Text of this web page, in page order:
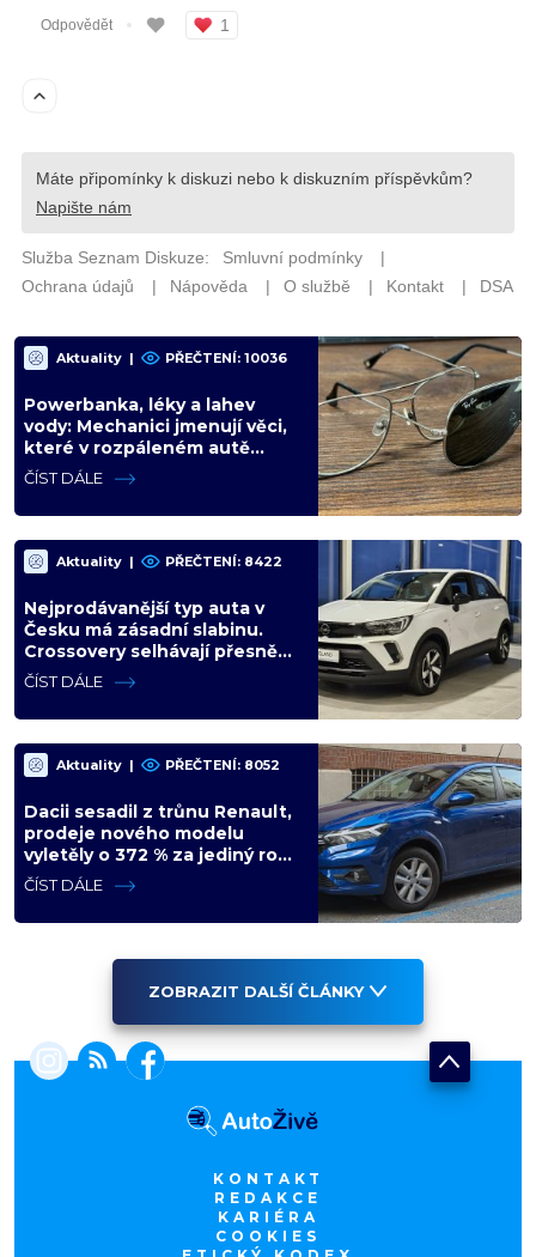
Aktuality | PŘEČTENÍ: 10036
Powerbanka, léky a lahev
vody: Mechanici jmenují věci,
které v rozpáleném autě
nemají co dělat. Hrozí i požár
ČÍST DÁLE
Aktuality | PŘEČTENÍ: 8422
Nejprodávanější typ auta v
Česku má zásadní slabinu.
Crossovery selhávají přesně
tam, kde mají být nejsilnější
ČÍST DÁLE
Aktuality | PŘEČTENÍ: 8052
Dacii sesadil z trůnu Renault,
prodeje nového modelu
vyletěly o 372 % za jediný rok.
Češi ale jedou svojí pohádku
ČÍST DÁLE
ZOBRAZIT DALŠÍ ČLÁNKY
KONTAKT
REDAKCE
KARIÉRA
COOKIES